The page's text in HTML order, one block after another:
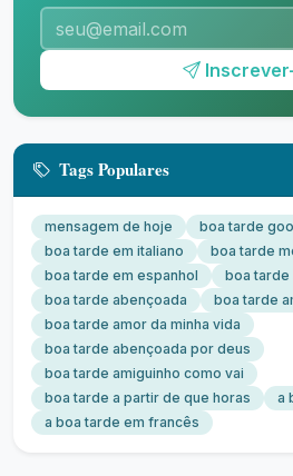
Tags Populares
mensagem de hoje boa tarde
boa tarde em italiano
boa tarde
boa tarde em espanhol
boa tarde
boa tarde abençoada
boa tarde
boa tarde amor da minha vida
boa tarde abençoada por deus
boa tarde amiguinho como vai
boa tarde a partir de que horas
a
a boa tarde em francês